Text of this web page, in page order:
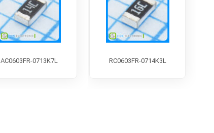
RC0603FR-0714K3L
AC0603FR-0713K7L